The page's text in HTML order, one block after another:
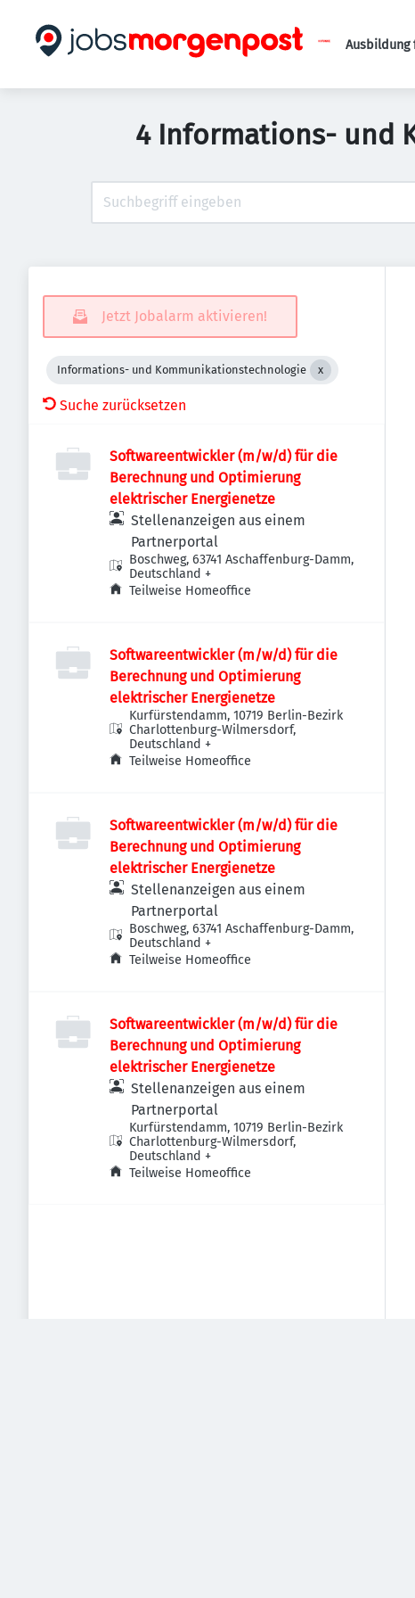
Ausbildung
4 Informations- und
Jetzt Jobalarm aktivieren!
Informations- und Kommunikationstechnologie
Suche zurücksetzen
Softwareentwickler (m/w/d) für die
Berechnung und Optimierung
elektrischer Energienetze
Stellenanzeigen aus einem
Partnerportal
Boschweg, 63741 Aschaffenburg-Damm,
Deutschland +
Teilweise Homeoffice
Softwareentwickler (m/w/d) für die
Berechnung und Optimierung
elektrischer Energienetze
Kurfürstendamm, 10719 Berlin-Bezirk
Charlottenburg-Wilmersdorf,
Deutschland +
Teilweise Homeoffice
Softwareentwickler (m/w/d) für die
Berechnung und Optimierung
elektrischer Energienetze
Stellenanzeigen aus einem
Partnerportal
Boschweg, 63741 Aschaffenburg-Damm,
Deutschland +
Teilweise Homeoffice
Softwareentwickler (m/w/d) für die
Berechnung und Optimierung
elektrischer Energienetze
Stellenanzeigen aus einem
Partnerportal
Kurfürstendamm, 10719 Berlin-Bezirk
Charlottenburg-Wilmersdorf,
Deutschland +
Teilweise Homeoffice